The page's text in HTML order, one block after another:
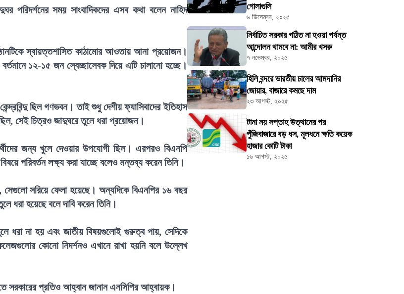
পরিদর্শনের সময় সাংবাদিকদের এসব কথা বলেন নাহিদ
স্বায়ত্তশাসিত কাঠামোর আওতায় আনা প্রয়োজন।
১২-১৫ জন স্বেচ্ছাসেবক দিয়ে এটি চালানো হচ্ছে।
ছিল গণভবন। তাই শুধু দেশীয় ফ্যাসিবাদের ইতিহাস
সেই চিত্রও জাদুঘরে তুলে ধরা প্রয়োজন।
জন্য খুলে দেওয়ার উপযোগী ছিল। এরপরও বিএনপি
পরিবর্তন লক্ষ্য করা যাচ্ছে বলেও মন্তব্য করেন তিনি।
সেগুলো সরিয়ে ফেলা হয়েছে। অন্যদিকে বিএনপির ১৬ বছর
ধরা হয়েছে বলে দাবি করেন তিনি।
ধরা না হয় এবং জাতীয় বিষয়গুলোই গুরুত্ব পায়, সেদিকে
কোনো নিদর্শনও এখানে রাখা হয়নি বলে উল্লেখ
সরকারের প্রতিও আহ্বান জানান এনসিপির আহ্বায়ক।
গোলাগুলি
৬ ডিসেম্বর, ২০২৫
নির্বাচিত সরকার গঠিত না হওয়া পর্যন্ত
আন্দোলন থামবে না: আমীর খসরু
৭ নভেম্বর, ২০২৫
হিলি বন্দরে ভারতীয় চালের আমদানির
জোয়ার, বাজারে কমছে দাম
২৩ আগস্ট, ২০২৫
টানা নয় সপ্তাহ উত্থানের পর
পুঁজিবাজারে বড় ধস, মূলধনে ক্ষতি কয়েক
হাজার কোটি টাকা
১৬ আগস্ট, ২০২৫